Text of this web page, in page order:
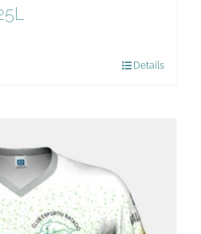
Details